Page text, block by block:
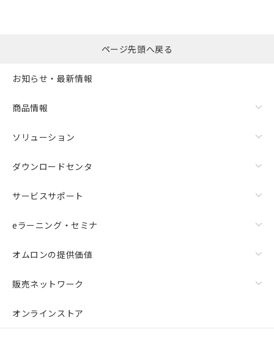
ページ先頭へ戻る
お知らせ・最新情報
商品情報
ソリューション
ダウンロードセンタ
サービスサポート
eラーニング・セミナ
オムロンの提供価値
販売ネットワーク
オンラインストア